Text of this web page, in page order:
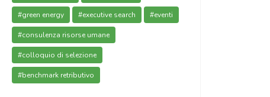
#green energy #executive search #eventi
#consulenza risorse umane
#colloquio di selezione
#benchmark retributivo